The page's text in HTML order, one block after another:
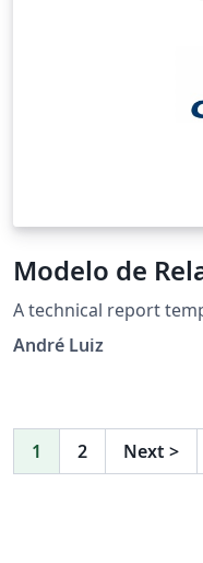
Modelo de
A technical report
André Luiz
1 2 Next >